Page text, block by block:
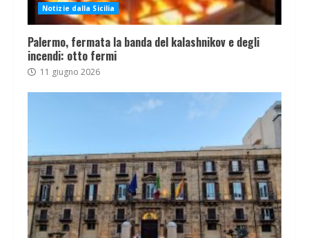
Notizie dalla Sicilia
Palermo, fermata la banda del kalashnikov e degli
incendi: otto fermi
11 giugno 2026